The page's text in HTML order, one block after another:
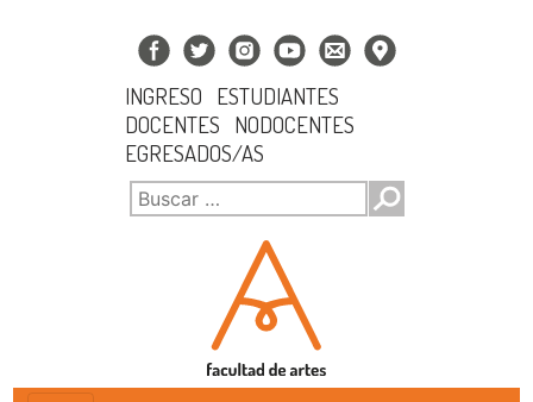
INGRESO
ESTUDIANTES
DOCENTES
NODOCENTES
EGRESADOS/AS